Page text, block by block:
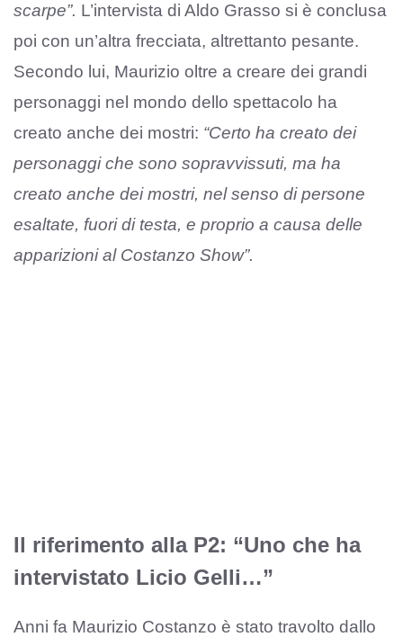
scarpe”. L’intervista di Aldo Grasso si è conclusa
poi con un’altra frecciata, altrettanto pesante.
Secondo lui, Maurizio oltre a creare dei grandi
personaggi nel mondo dello spettacolo ha
creato anche dei mostri: “Certo ha creato dei
personaggi che sono sopravvissuti, ma ha
creato anche dei mostri, nel senso di persone
esaltate, fuori di testa, e proprio a causa delle
apparizioni al Costanzo Show”.
Il riferimento alla P2: “Uno che ha
intervistato Licio Gelli…”
Anni fa Maurizio Costanzo è stato travolto dallo